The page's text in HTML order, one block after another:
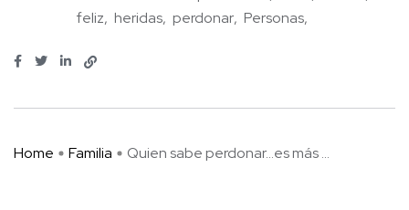
feliz heridas perdonar Personas
Home Familia Quien sabe perdonar…es más ...